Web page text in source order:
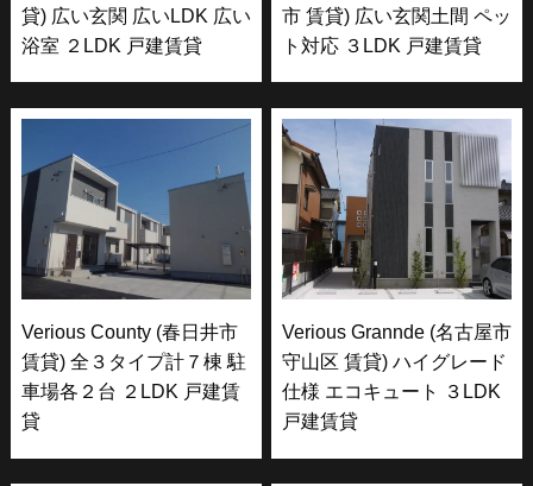
貸) 広い玄関 広いLDK 広い
浴室 ２LDK 戸建賃貸
市 賃貸) 広い玄関土間 ペッ
ト対応 ３LDK 戸建賃貸
Verious County (春日井市
賃貸) 全３タイプ計７棟 駐
車場各２台 ２LDK 戸建賃
貸
Verious Grannde (名古屋市
守山区 賃貸) ハイグレード
仕様 エコキュート ３LDK
戸建賃貸